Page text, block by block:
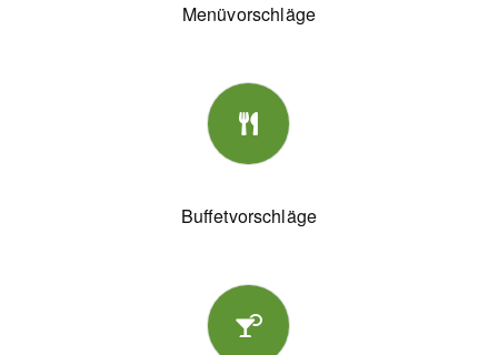
Menüvorschläge
Buffetvorschläge